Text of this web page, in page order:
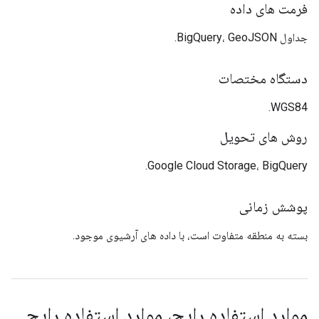
فرمت های داده
جداول BigQuery، GeoJSON.
دستگاه مختصات
WGS84.
روش های تحویل
Google Cloud Storage، BigQuery.
پوشش زمانی
بسته به منطقه متفاوت است، با داده های آرشیوی موجود.